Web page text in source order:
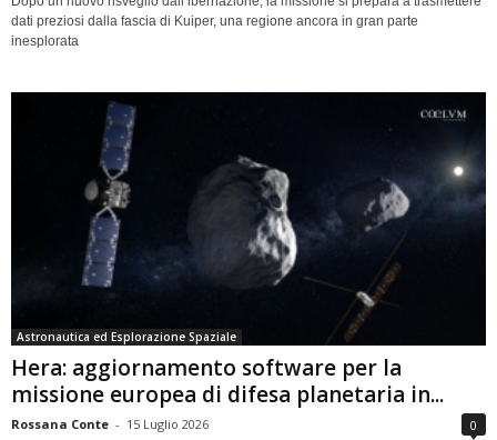
dati preziosi dalla fascia di Kuiper, una regione ancora in gran parte
inesplorata
Astronautica ed Esplorazione Spaziale
Hera: aggiornamento software per la
missione europea di difesa planetaria in...
Rossana Conte - 15 Luglio 2026 0